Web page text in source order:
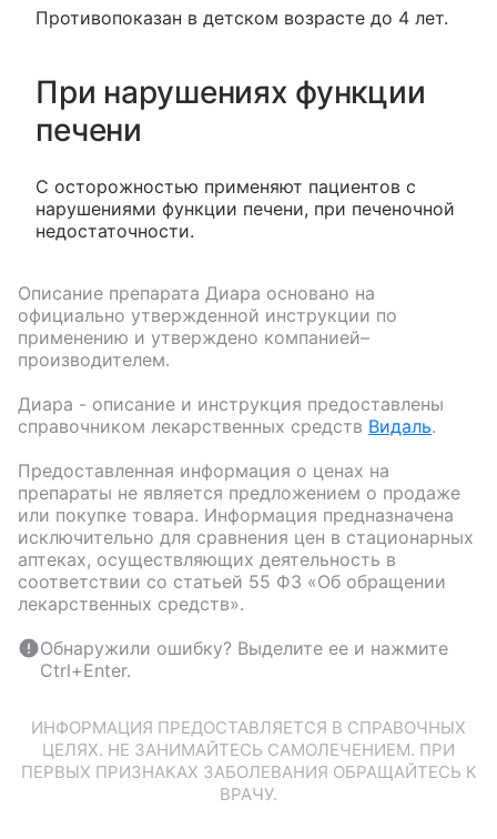
Противопоказан в детском возрасте до 4 лет.
При нарушениях функции
печени
С осторожностью применяют пациентов с
нарушениями функции печени, при печеночной
недостаточности.
Описание препарата Диара основано на
официально утвержденной инструкции по
применению и утверждено компанией–
производителем.
Диара - описание и инструкция предоставлены
справочником лекарственных средств Видаль.
Предоставленная информация о ценах на
препараты не является предложением о продаже
или покупке товара. Информация предназначена
исключительно для сравнения цен в стационарных
аптеках, осуществляющих деятельность в
соответствии со статьей 55 ФЗ «Об обращении
лекарственных средств».
Обнаружили ошибку? Выделите ее и нажмите
Ctrl+Enter.
ИНФОРМАЦИЯ ПРЕДОСТАВЛЯЕТСЯ В СПРАВОЧНЫХ
ЦЕЛЯХ. НЕ ЗАНИМАЙТЕСЬ САМОЛЕЧЕНИЕМ. ПРИ
ПЕРВЫХ ПРИЗНАКАХ ЗАБОЛЕВАНИЯ ОБРАЩАЙТЕСЬ К
ВРАЧУ.